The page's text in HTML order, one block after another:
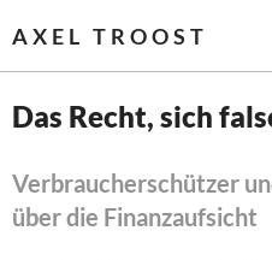
AXEL TROOST
Themen
Das Recht, sich
Verbraucherschützer
über die Finanzaufsicht